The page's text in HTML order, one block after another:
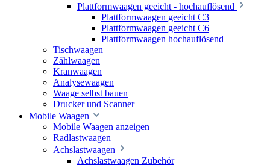
Plattformwaagen geeicht - hochauflösend
Plattformwaagen geeicht C3
Plattformwaagen geeicht C6
Plattformwaagen hochauflösend
Tischwaagen
Zählwaagen
Kranwaagen
Analysewaagen
Waage selbst bauen
Drucker und Scanner
Mobile Waagen
Mobile Waagen anzeigen
Radlastwaagen
Achslastwaagen
Achslastwaagen Zubehör